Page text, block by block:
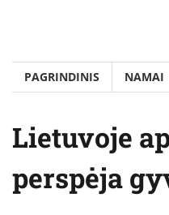
PAGRINDINIS NAMAI
Lietuvoje
perspėja